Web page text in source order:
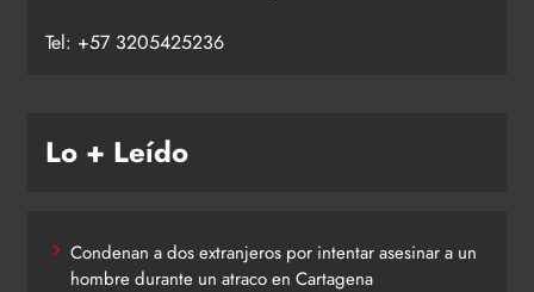
Tel: +57 3205425236
Lo + Leído
Condenan a dos extranjeros por intentar asesinar a un
hombre durante un atraco en Cartagena